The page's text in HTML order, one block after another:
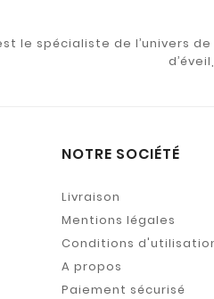
le spécialiste de l’univers
NOTRE SOCIÉTÉ
Livraison
Mentions légales
Conditions
A propos
Paiement sécurisé